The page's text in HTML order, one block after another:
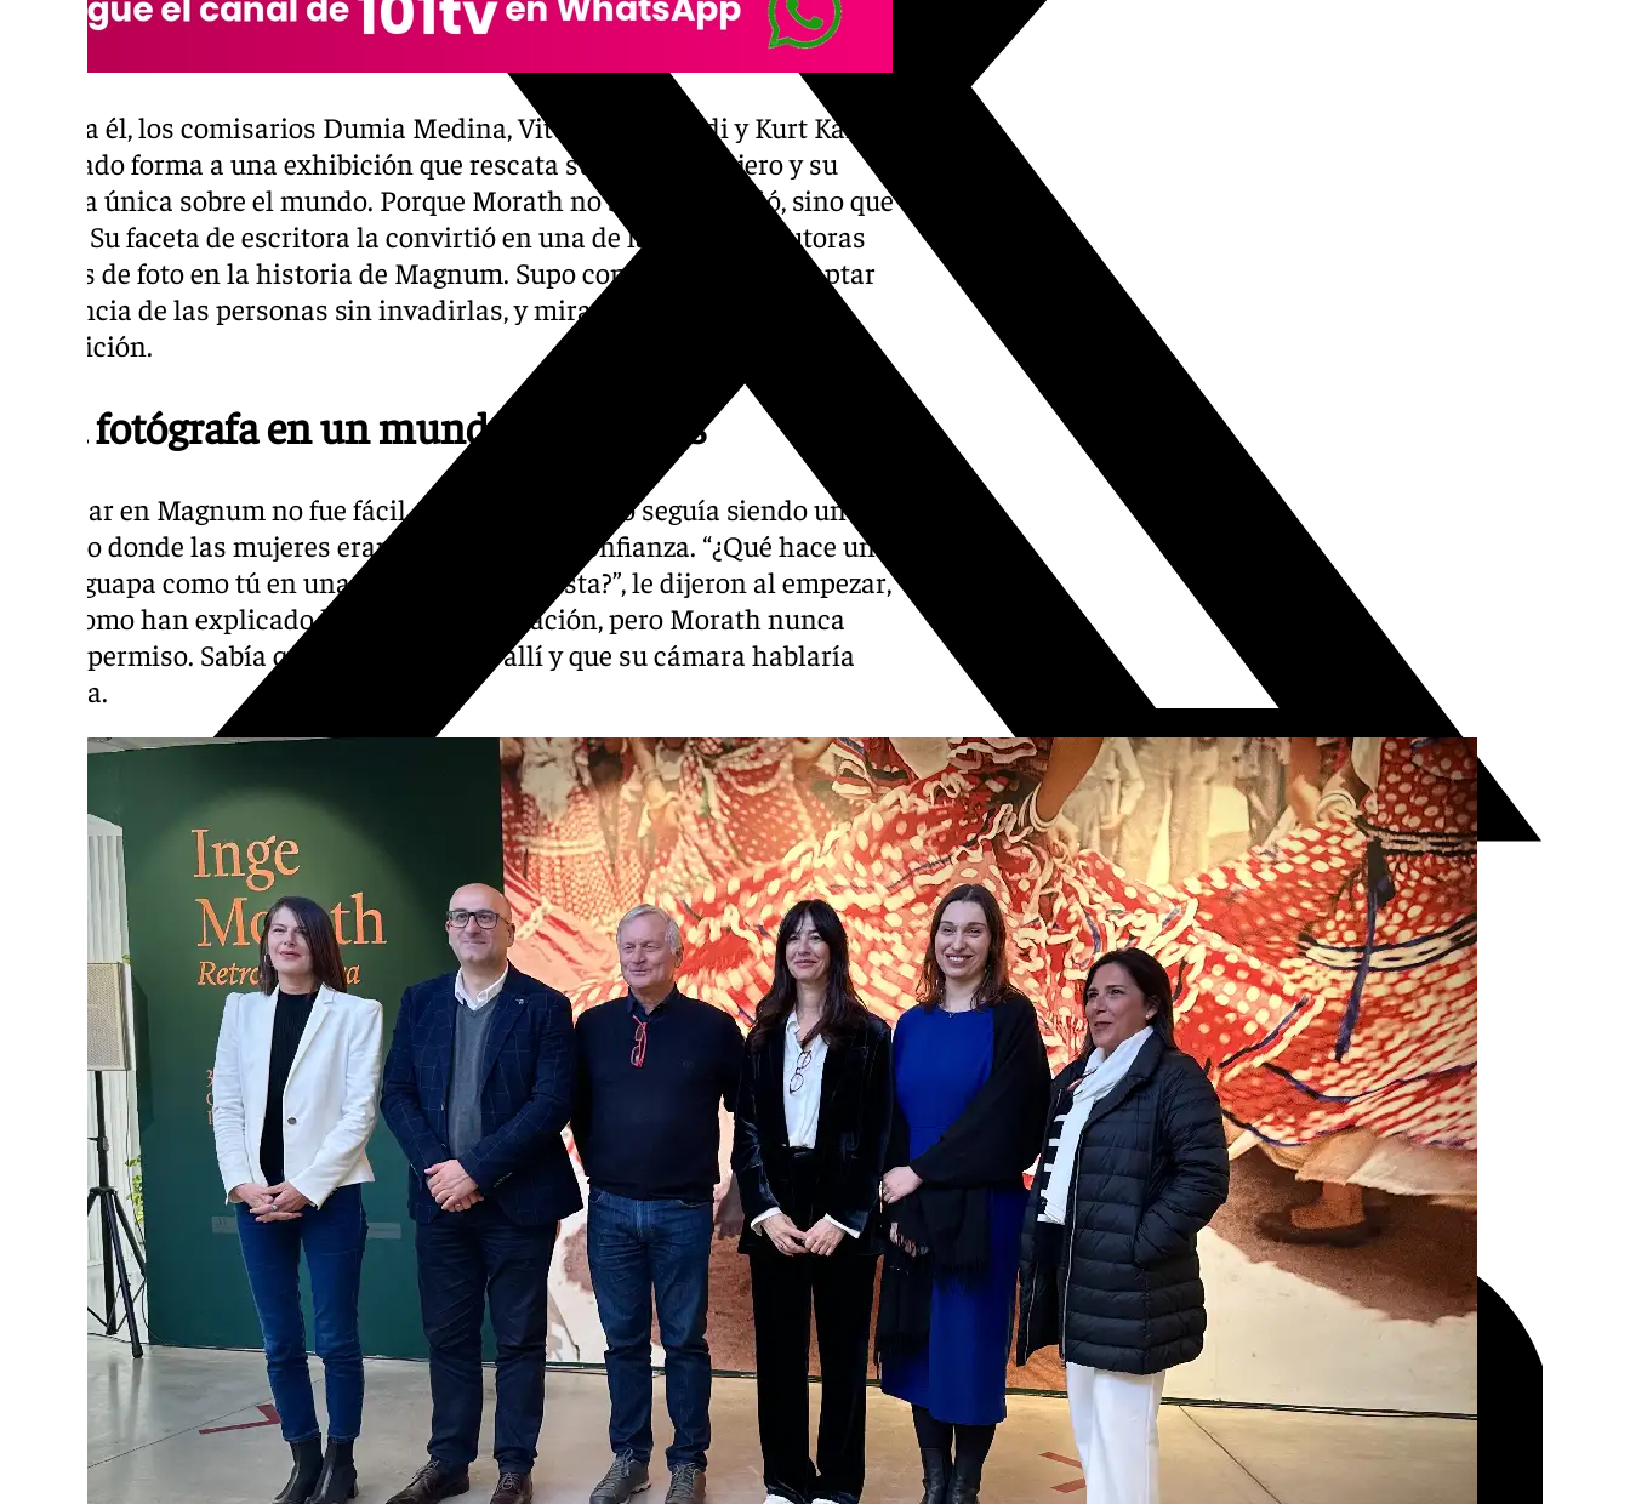
Youtube
Junto a él, los comisarios Dumia Medina, Vittoria Mainoldi y Kurt Kaindl
han dado forma a una exhibición que rescata su espíritu viajero y su
mirada única sobre el mundo. Porque Morath no solo fotografió, sino que
narró. Su faceta de escritora la convirtió en una de las mejores autoras
de pies de foto en la historia de Magnum. Supo contar sin juzgar, captar
la esencia de las personas sin invadirlas, y mirar sin el filtro de la
imposición.
Una fotógrafa en un mundo con trabas
Ingresar en Magnum no fue fácil. El fotoperiodismo seguía siendo un
espacio donde las mujeres eran vistas con desconfianza. “¿Qué hace una
chica guapa como tú en una profesión como esta?”, le dijeron al empezar,
tal y como han explicado hoy en la presentación, pero Morath nunca
buscó permiso. Sabía que su sitio estaba allí y que su cámara hablaría
por ella.